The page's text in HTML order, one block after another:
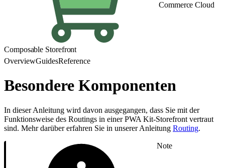
Commerce Cloud
Composable Storefront
OverviewGuidesReference
Besondere Komponenten
In dieser Anleitung wird davon ausgegangen, dass Sie mit der
Funktionsweise des Routings in einer PWA Kit-Storefront vertraut
sind. Mehr darüber erfahren Sie in unserer Anleitung Routing.
Note